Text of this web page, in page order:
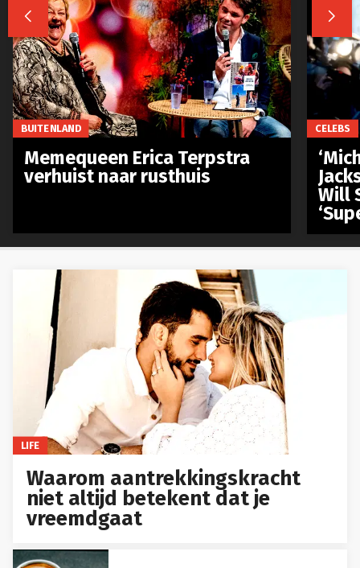
LIFE
Waarom aantrekkingskracht
niet altijd betekent dat je
vreemdgaat
 
BUITENLAND
Memequeen Erica Terpstra
verhuist naar rusthuis
CELEBS
Will